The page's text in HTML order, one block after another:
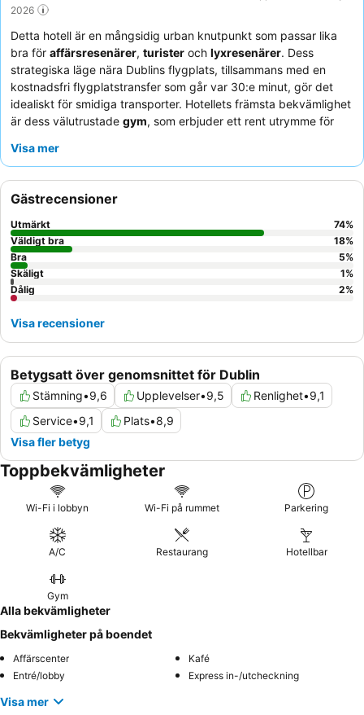
2026
Detta hotell är en mångsidig urban knutpunkt som passar lika
bra för affärsresenärer, turister och lyxresenärer. Dess
strategiska läge nära Dublins flygplats, tillsammans med en
kostnadsfri flygplatstransfer som går var 30:e minut, gör det
idealiskt för smidiga transporter. Hotellets främsta bekvämlighet
är dess välutrustade gym, som erbjuder ett rent utrymme för
konsekvent personalens exceptionella värme och
För en förbättrad upplevelse, överväg att boka ett rum med
tillgång till Club Lounge
miljö.
Visa mer
Betygsatt över genomsnittet för Dublin
Stämning•9,6 Upplevelser•9,5 Renlighet•9,1
Service•9,1 Plats•8,9
Visa fler betyg
Gästrecensioner
Utmärkt 74%
Väldigt bra
18%
Bra
5%
Skäligt
1%
Dålig
2%
Visa recensioner
Toppbekvämligheter
Wi-Fi i lobbyn Wi-Fi på rummet Parkering
A/C Restaurang Hotellbar
Gym
Alla bekvämligheter
Bekvämligheter på boendet
Affärscenter
Kafé
Entré/lobby
Express in-/utcheckning
Visa mer